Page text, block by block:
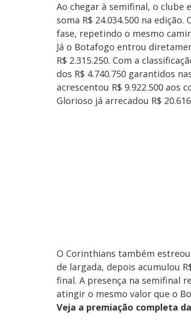
Ao chegar à semifinal, o clube
soma R$ 24.034.500 na
fase, repetindo o mesmo
Já o Botafogo entrou
R$ 2.315.250. Com a
dos R$ 4.740.750 garantidos
acrescentou R$ 9.922.500 aos
Glorioso já arrecadou R$
O Corinthians também
de largada, depois acumulou
final. A presença na semifinal
atingir o mesmo valor que o
Veja a premiação completa